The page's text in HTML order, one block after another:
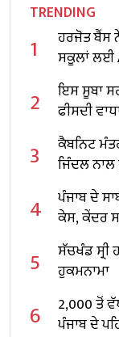
TRENDING
1
ਹਰਜੋਤ ਬੈਂਸ
ਸਕੂਲਾਂ ਲਈ
2
ਇਸ ਸੂਬਾ
ਫੀਸਦੀ
3
ਕੈਬਨਿਟ
ਜਿੰਦਲ ਨਾਲ
ਨਿਵੇਸ਼ ਦਾ
4
ਪੰਜਾਬ ਦੇ
ਕੇਸ, ਕੇਂਦਰ
5
ਸੱਚਖੰਡ ਸ੍ਰੀ
ਹੁਕਮਨਾਮਾ
6
2,000 ਤੋਂ
ਪੰਜਾਬ ਦੇ